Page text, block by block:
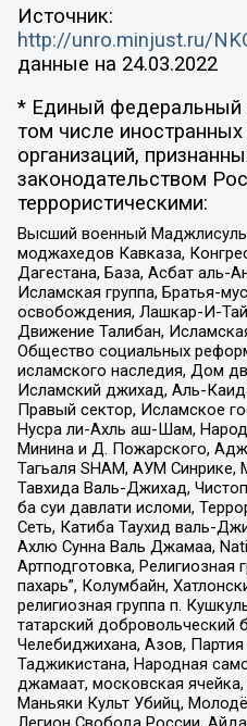
Источник:
http://unro.minjust.ru/
данные на 24.03.2022
* Единый федеральный
том числе
организаций,
законодательством
террористическими:
Высший военный
моджахедов Кавказа,
Дагестана, База, Асбат аль-
Исламская группа, Братья-
освобождения, Лашкар-И-
Движение Талибан,
Общество социальных
исламского наследия, Дом
Исламский джихад, Аль-
Правый сектор, Исламское
Нусра ли-Ахль аш-Шам,
Минина и Д. Пожарского,
Тагьаля SHAM, АУМ
Тавхида Валь-Джихад,
ба суи давлати исломи,
Сеть, Катиба Таухид валь-
Ахлю Сунна Валь Джамаа,
Артподготовка, Религиозная
пахарь”, Колумбайн,
религиозная группа п.
татарский добровольческий
Челебиджихана, Азов,
Таджикистана, Народная
джамаат, московская
Маньяки Культ Убийц,